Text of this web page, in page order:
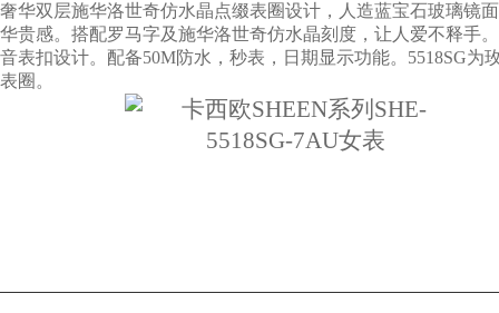
奢华双层施华洛世奇仿水晶点缀表圈设计，人造蓝宝石玻璃镜
华贵感。搭配罗马字及施华洛世奇仿水晶刻度，让人爱不释手
音表扣设计。配备50M防水，秒表，日期显示功能。5518SG为
表圈。